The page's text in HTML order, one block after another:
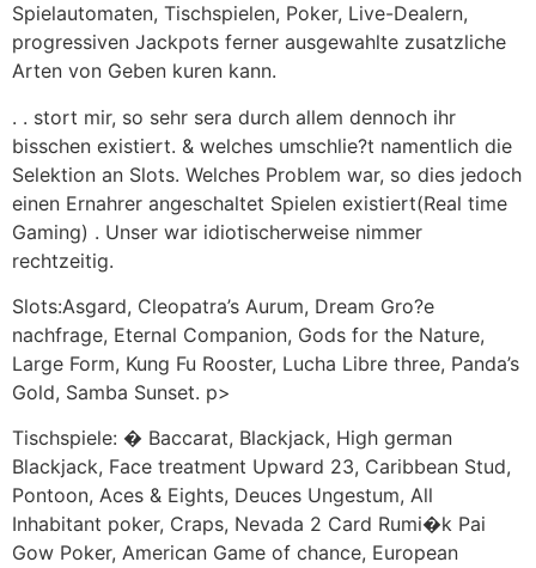
Spielautomaten, Tischspielen, Poker, Live-Dealern,
progressiven Jackpots ferner ausgewahlte zusatzliche
Arten von Geben kuren kann.
. . stort mir, so sehr sera durch allem dennoch ihr
bisschen existiert. & welches umschlie?t namentlich die
Selektion an Slots. Welches Problem war, so dies jedoch
einen Ernahrer angeschaltet Spielen existiert(Real time
Gaming) . Unser war idiotischerweise nimmer
rechtzeitig.
Slots:Asgard, Cleopatra’s Aurum, Dream Gro?e
nachfrage, Eternal Companion, Gods for the Nature,
Large Form, Kung Fu Rooster, Lucha Libre three, Panda’s
Gold, Samba Sunset. p>
Tischspiele: � Baccarat, Blackjack, High german
Blackjack, Face treatment Upward 23, Caribbean Stud,
Pontoon, Aces & Eights, Deuces Ungestum, All
Inhabitant poker, Craps, Nevada 2 Card Rumi�k Pai
Gow Poker, American Game of chance, European